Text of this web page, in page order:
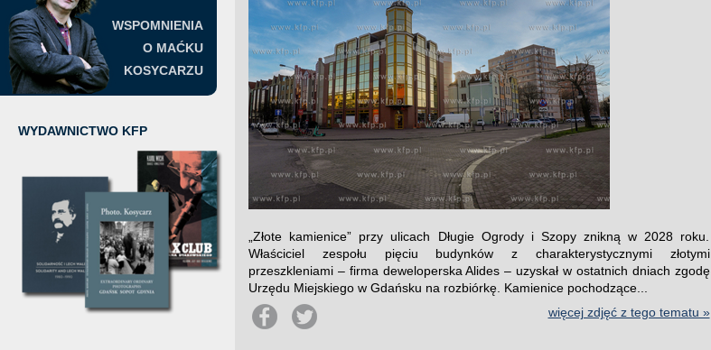
WSPOMNIENIA
O MAĆKU
KOSYCARZU
WYDAWNICTWO KFP
„Złote kamienice” przy ulicach Długie Ogrody i Szopy znikną w 2028 roku.
Właściciel zespołu pięciu budynków z charakterystycznymi złotymi
przeszkleniami – firma deweloperska Alides – uzyskał w ostatnich dniach zgodę
Urzędu Miejskiego w Gdańsku na rozbiórkę. Kamienice pochodzące...
więcej zdjęć z tego tematu »